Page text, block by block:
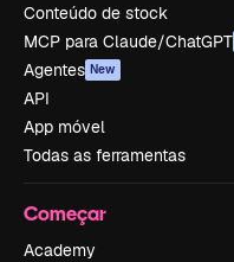
Conteúdo de stock
MCP para Claude/ChatGPT
Agentes New
API
App móvel
Todas as ferramentas
Começar
Academy